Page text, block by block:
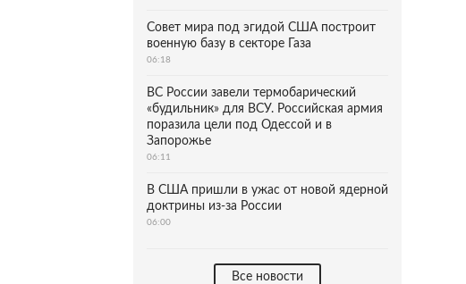
Совет мира под эгидой США построит
военную базу в секторе Газа
06:18
ВС России завели термобарический
«будильник» для ВСУ. Российская армия
поразила цели под Одессой и в
Запорожье
06:11
В США пришли в ужас от новой ядерной
доктрины из-за России
06:00
Все новости